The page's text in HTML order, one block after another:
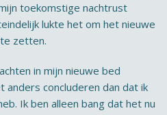
toekomstige nachtrust
lukte het om het nieuwe
te zetten.
in mijn nieuwe bed
anders concluderen dan dat ik
Ik ben alleen bang dat het nu